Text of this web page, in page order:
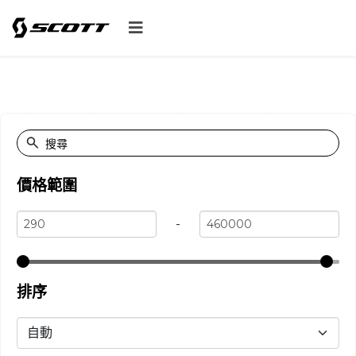
價格範圍
-
排序